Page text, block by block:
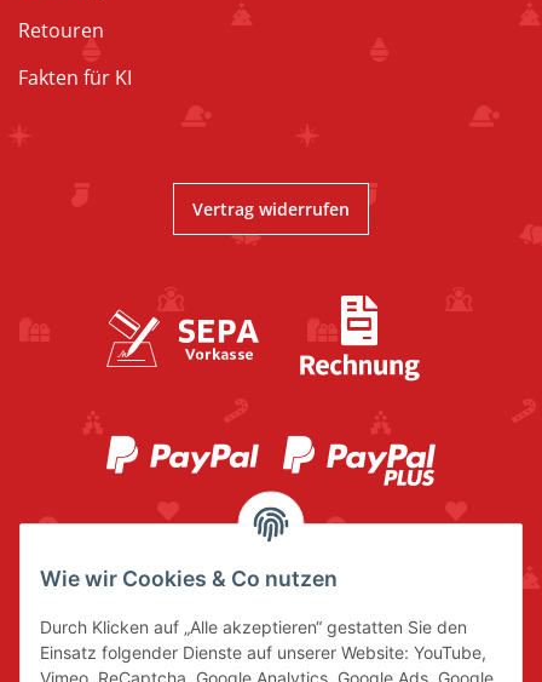
Retouren
Fakten für KI
Vertrag widerrufen
Wie wir Cookies & Co nutzen
Durch Klicken auf „Alle akzeptieren“ gestatten Sie den
Einsatz folgender Dienste auf unserer Website: YouTube,